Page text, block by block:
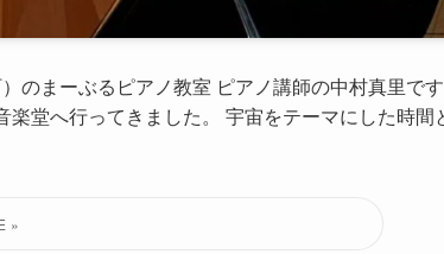
のまーぶるピアノ教室 ピアノ講師の中村真里で
堂へ行ってきました。 宇宙をテーマにした時間